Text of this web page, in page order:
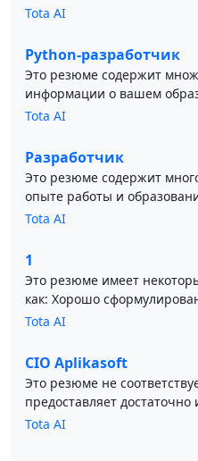
Tota AI
Python-разработчик
Это резюме содержит
информации о вашем
Tota AI
Разработчик
Это резюме содержит
опыте работы и
Tota AI
1
Это резюме имеет
как: Хорошо
Tota AI
CIO Aplikasoft
Это резюме не
предоставляет
Tota AI